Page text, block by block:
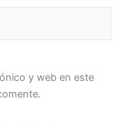
y web en este